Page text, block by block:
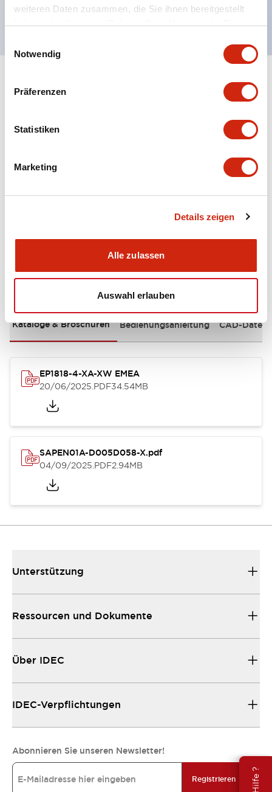
weiteren Daten zusammen, die Sie ihnen bereitgestellt
haben oder die sie im Rahmen Ihrer Nutzung der Dienste
Notwendig
Präferenzen
Statistiken
Marketing
Details zeigen
Alle zulassen
Auswahl erlauben
konform
Spezifikationen Alle erweitern+
Dokumente und Dateien
Kataloge & Broschüren Bedienungsanleitung CAD-
EP1818-4-XA-XW EMEA
20/06/2025.PDF34.54MB
SAPEN01A-D005D058-X.pdf
04/09/2025.PDF2.94MB
Unterstützung
Ressourcen und Dokumente
Über IDEC
IDEC-Verpflichtungen
Abonnieren Sie unseren Newsletter!
Registrieren